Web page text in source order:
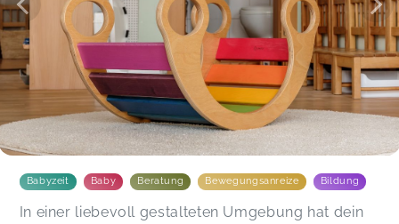
Babyzeit Baby Beratung Bewegungsanreize Bildung
In einer liebevoll gestalteten Umgebung hat dein